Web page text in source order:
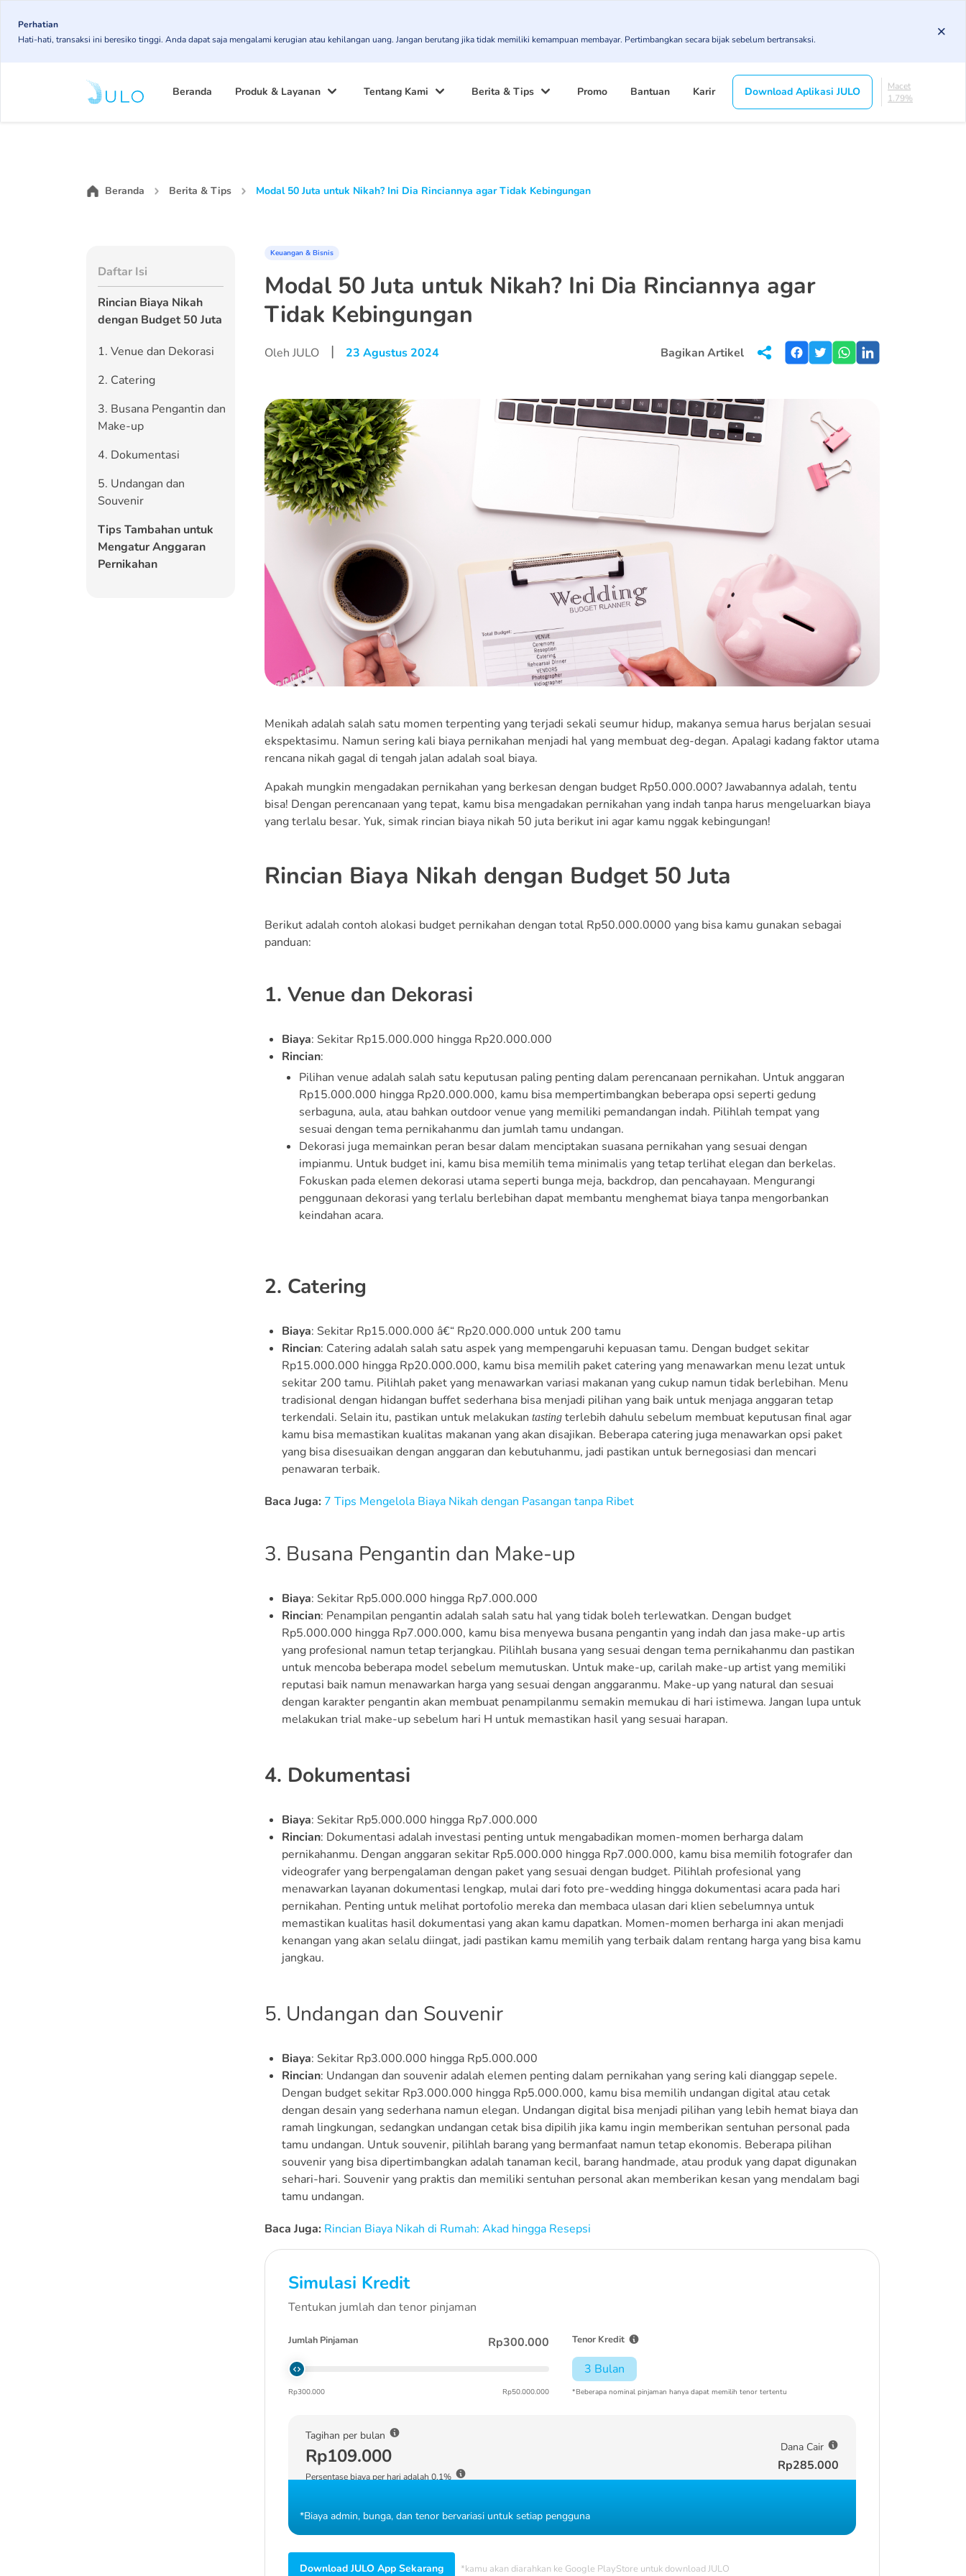
SkipPerhatian
Hati-hati, transaksi ini beresiko tinggi. Anda dapat saja mengalami kerugian atau kehilangan uang. Jangan berutang jika tidak memiliki kemampuan membayar. Pertimbangkan secara bijak sebelum bertransaksi.
Main
Beranda Produk & Layanan Tentang Kami Berita & Tips Promo Bantuan Karir Download Aplikasi JULO
Macet
1.79%
Beranda Berita & Tips Modal 50 Juta untuk Nikah? Ini Dia Rinciannya agar Tidak Kebingungan
Daftar Isi
Rincian Biaya Nikah
dengan Budget 50 Juta
1. Venue dan Dekorasi
2. Catering
3. Busana Pengantin dan
Make-up
4. Dokumentasi
5. Undangan dan
Souvenir
Tips Tambahan untuk
Mengatur Anggaran
Pernikahan
Keuangan & Bisnis
Modal 50 Juta untuk Nikah? Ini Dia Rinciannya agar
Tidak Kebingungan
Oleh JULO | 23 Agustus 2024 Bagikan Artikel
Menikah adalah salah satu momen terpenting yang terjadi sekali seumur hidup, makanya semua harus berjalan sesuai
ekspektasimu. Namun sering kali biaya pernikahan menjadi hal yang membuat deg-degan. Apalagi kadang faktor utama
rencana nikah gagal di tengah jalan adalah soal biaya.
Apakah mungkin mengadakan pernikahan yang berkesan dengan budget Rp50.000.000? Jawabannya adalah, tentu
bisa! Dengan perencanaan yang tepat, kamu bisa mengadakan pernikahan yang indah tanpa harus mengeluarkan biaya
yang terlalu besar. Yuk, simak rincian biaya nikah 50 juta berikut ini agar kamu nggak kebingungan!
Rincian Biaya Nikah dengan Budget 50 Juta
Berikut adalah contoh alokasi budget pernikahan dengan total Rp50.000.0000 yang bisa kamu gunakan sebagai
panduan:
1. Venue dan Dekorasi
Biaya: Sekitar Rp15.000.000 hingga Rp20.000.000
Rincian:
Pilihan venue adalah salah satu keputusan paling penting dalam perencanaan pernikahan. Untuk anggaran
Rp15.000.000 hingga Rp20.000.000, kamu bisa mempertimbangkan beberapa opsi seperti gedung
serbaguna, aula, atau bahkan outdoor venue yang memiliki pemandangan indah. Pilihlah tempat yang
sesuai dengan tema pernikahanmu dan jumlah tamu undangan.
Dekorasi juga memainkan peran besar dalam menciptakan suasana pernikahan yang sesuai dengan
impianmu. Untuk budget ini, kamu bisa memilih tema minimalis yang tetap terlihat elegan dan berkelas.
Fokuskan pada elemen dekorasi utama seperti bunga meja, backdrop, dan pencahayaan. Mengurangi
penggunaan dekorasi yang terlalu berlebihan dapat membantu menghemat biaya tanpa mengorbankan
keindahan acara.
2. Catering
Biaya: Sekitar Rp15.000.000 â€“ Rp20.000.000 untuk 200 tamu
Rincian: Catering adalah salah satu aspek yang mempengaruhi kepuasan tamu. Dengan budget sekitar
Rp15.000.000 hingga Rp20.000.000, kamu bisa memilih paket catering yang menawarkan menu lezat untuk
sekitar 200 tamu. Pilihlah paket yang menawarkan variasi makanan yang cukup namun tidak berlebihan. Menu
tradisional dengan hidangan buffet sederhana bisa menjadi pilihan yang baik untuk menjaga anggaran tetap
terkendali. Selain itu, pastikan untuk melakukan tasting terlebih dahulu sebelum membuat keputusan final agar
kamu bisa memastikan kualitas makanan yang akan disajikan. Beberapa catering juga menawarkan opsi paket
yang bisa disesuaikan dengan anggaran dan kebutuhanmu, jadi pastikan untuk bernegosiasi dan mencari
penawaran terbaik.
Baca Juga: 7 Tips Mengelola Biaya Nikah dengan Pasangan tanpa Ribet
3. Busana Pengantin dan Make-up
Biaya: Sekitar Rp5.000.000 hingga Rp7.000.000
Rincian: Penampilan pengantin adalah salah satu hal yang tidak boleh terlewatkan. Dengan budget
Rp5.000.000 hingga Rp7.000.000, kamu bisa menyewa busana pengantin yang indah dan jasa make-up artis
yang profesional namun tetap terjangkau. Pilihlah busana yang sesuai dengan tema pernikahanmu dan pastikan
untuk mencoba beberapa model sebelum memutuskan. Untuk make-up, carilah make-up artist yang memiliki
reputasi baik namun menawarkan harga yang sesuai dengan anggaranmu. Make-up yang natural dan sesuai
dengan karakter pengantin akan membuat penampilanmu semakin memukau di hari istimewa. Jangan lupa untuk
melakukan trial make-up sebelum hari H untuk memastikan hasil yang sesuai harapan.
4. Dokumentasi
Biaya: Sekitar Rp5.000.000 hingga Rp7.000.000
Rincian: Dokumentasi adalah investasi penting untuk mengabadikan momen-momen berharga dalam
pernikahanmu. Dengan anggaran sekitar Rp5.000.000 hingga Rp7.000.000, kamu bisa memilih fotografer dan
videografer yang berpengalaman dengan paket yang sesuai dengan budget. Pilihlah profesional yang
menawarkan layanan dokumentasi lengkap, mulai dari foto pre-wedding hingga dokumentasi acara pada hari
pernikahan. Penting untuk melihat portofolio mereka dan membaca ulasan dari klien sebelumnya untuk
memastikan kualitas hasil dokumentasi yang akan kamu dapatkan. Momen-momen berharga ini akan menjadi
kenangan yang akan selalu diingat, jadi pastikan kamu memilih yang terbaik dalam rentang harga yang bisa kamu
jangkau.
5. Undangan dan Souvenir
Biaya: Sekitar Rp3.000.000 hingga Rp5.000.000
Rincian: Undangan dan souvenir adalah elemen penting dalam pernikahan yang sering kali dianggap sepele.
Dengan budget sekitar Rp3.000.000 hingga Rp5.000.000, kamu bisa memilih undangan digital atau cetak
dengan desain yang sederhana namun elegan. Undangan digital bisa menjadi pilihan yang lebih hemat biaya dan
ramah lingkungan, sedangkan undangan cetak bisa dipilih jika kamu ingin memberikan sentuhan personal pada
tamu undangan. Untuk souvenir, pilihlah barang yang bermanfaat namun tetap ekonomis. Beberapa pilihan
souvenir yang bisa dipertimbangkan adalah tanaman kecil, barang handmade, atau produk yang dapat digunakan
sehari-hari. Souvenir yang praktis dan memiliki sentuhan personal akan memberikan kesan yang mendalam bagi
tamu undangan.
Baca Juga: Rincian Biaya Nikah di Rumah: Akad hingga Resepsi
Simulasi Kredit
Tentukan jumlah dan tenor pinjaman
Jumlah Pinjaman Rp300.000
Rp300.000 Rp50.000.000
Tenor Kredit
3 Bulan
*Beberapa nominal pinjaman hanya dapat memilih tenor tertentu
Tagihan per bulan
Rp109.000
Persentase biaya per hari adalah 0.1%
Dana Cair
Rp285.000
*Biaya admin, bunga, dan tenor bervariasi untuk setiap pengguna
Download JULO App Sekarang *kamu akan diarahkan ke Google PlayStore untuk download JULO